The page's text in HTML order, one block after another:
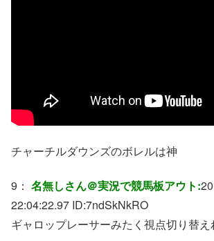
チャーチルダウンズのボレルは神
9： 名無しさん＠実況で競馬板アウト:
22:04:22.97 ID:7ndSkNkRO
ギャロップレーサーみたく視点切り替